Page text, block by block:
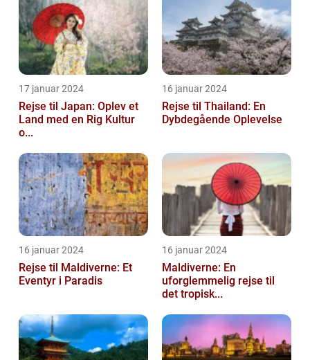
17 januar 2024
Rejse til Japan: Oplev et
Land med en Rig Kultur
o...
16 januar 2024
Rejse til Thailand: En
Dybdegående Oplevelse
16 januar 2024
Rejse til Maldiverne: Et
Eventyr i Paradis
16 januar 2024
Maldiverne: En
uforglemmelig rejse til
det tropisk...